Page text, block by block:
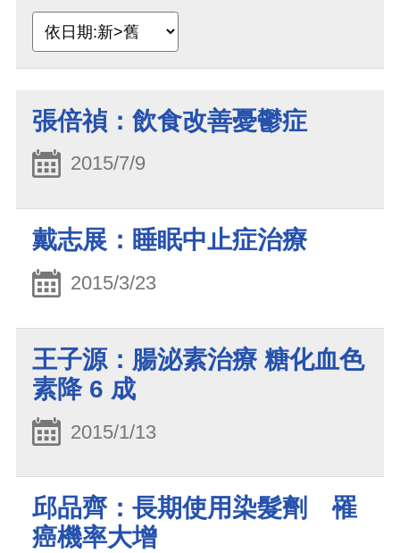
張倍禎：飲食改善憂鬱症
2015/7/9
戴志展：睡眠中止症治療
2015/3/23
王子源：腸泌素治療 糖化血色
素降 6 成
2015/1/13
邱品齊：長期使用染髮劑 罹
癌機率大增